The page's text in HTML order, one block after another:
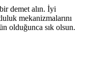
demet alın. İyi
mekanizmalarını
olduğunca sık olsun.